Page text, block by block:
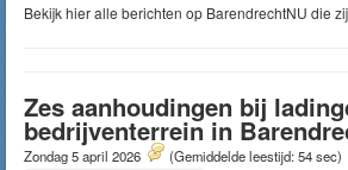
Bekijk hier alle berichten op BarendrechtNU die
Zes aanhoudingen bij
bedrijventerrein in
Zondag 5 april 2026 (Gemiddelde leestijd: 54 sec)